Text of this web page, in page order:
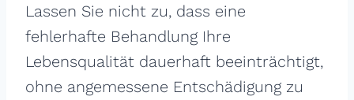
Lassen Sie nicht zu, dass eine
fehlerhafte Behandlung Ihre
Lebensqualität dauerhaft beeinträchtigt,
ohne angemessene Entschädigung zu